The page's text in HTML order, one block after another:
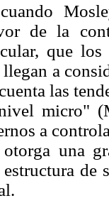
de la
que
a
las
micro"
a
una
de